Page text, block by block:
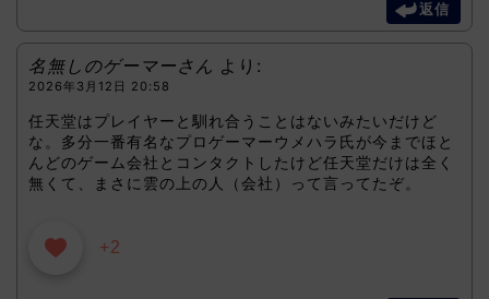
返信
名無しのゲーマーさん より:
2026年3月12日 20:58
任天堂はプレイヤーと馴れ合うことはないみたいだけど
な。多分一番有名なプロゲーマーウメハラ氏が今までほと
んどのゲーム会社とコンタクトしたけど任天堂だけは全く
無くて、まさに雲の上の人（会社）って言ってたぞ。
+2